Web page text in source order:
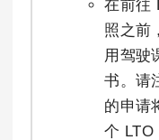
在前往
照之前
用驾驶
书。请
的申请
个 LTO